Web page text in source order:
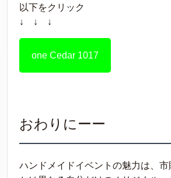
以下をクリック
↓ ↓ ↓
one Cedar 1017
おわりにーー
ハンドメイドイベントの魅力は、